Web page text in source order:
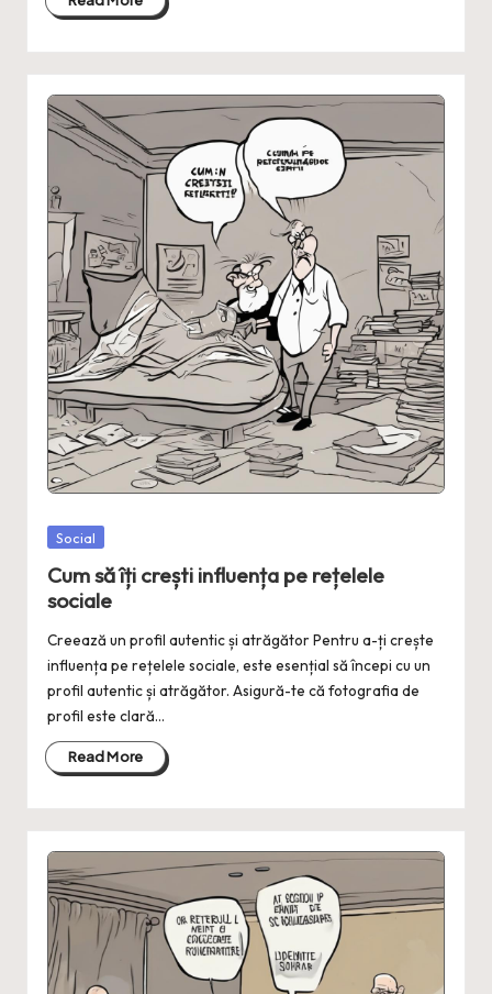
Posted
Social
Cum să îți crești influența pe rețelele
sociale
Creează un profil autentic și atrăgător Pentru a-ți crește
influența pe rețelele sociale, este esențial să începi cu un
profil autentic și atrăgător. Asigură-te că fotografia de
profil este clară…
Read More